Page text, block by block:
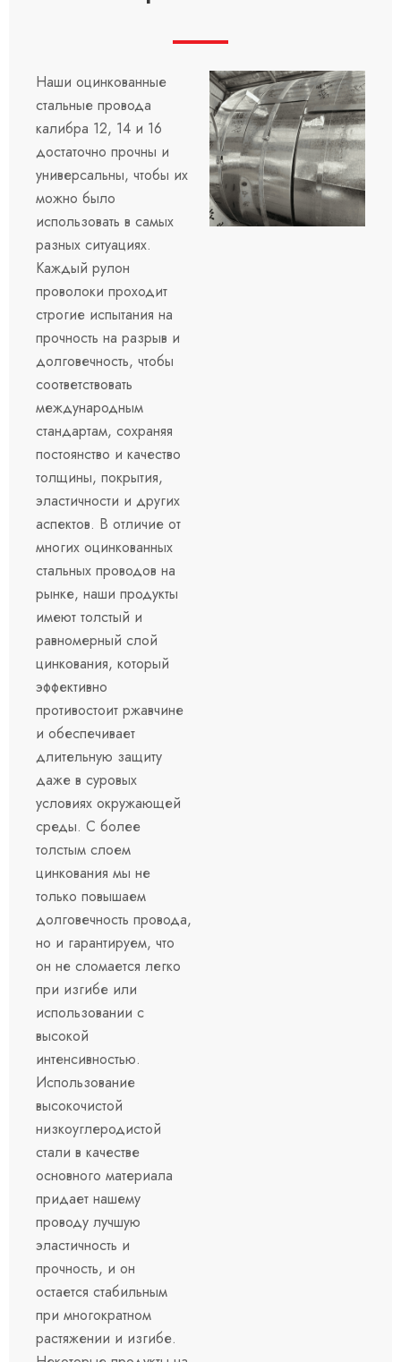
Наши оцинкованные
стальные провода
калибра 12, 14 и 16
достаточно прочны и
универсальны, чтобы их
можно было
использовать в самых
разных ситуациях.
Каждый рулон
проволоки проходит
строгие испытания на
прочность на разрыв и
долговечность, чтобы
соответствовать
международным
стандартам, сохраняя
постоянство и качество
толщины, покрытия,
эластичности и других
аспектов. В отличие от
многих оцинкованных
стальных проводов на
рынке, наши продукты
имеют толстый и
равномерный слой
цинкования, который
эффективно
противостоит ржавчине
и обеспечивает
длительную защиту
даже в суровых
условиях окружающей
среды. С более
толстым слоем
цинкования мы не
только повышаем
долговечность провода,
но и гарантируем, что
он не сломается легко
при изгибе или
использовании с
высокой
интенсивностью.
Использование
высокочистой
низкоуглеродистой
стали в качестве
основного материала
придает нашему
проводу лучшую
эластичность и
прочность, и он
остается стабильным
при многократном
растяжении и изгибе.